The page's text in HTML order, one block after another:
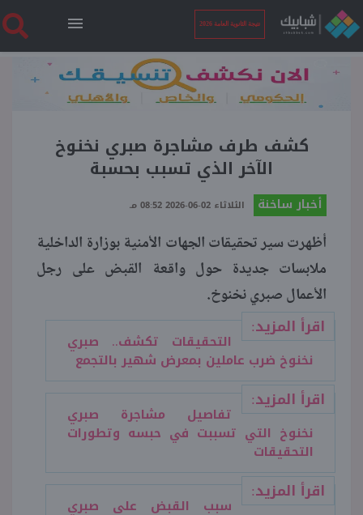
نتيجة الثانوية العامة 2026
الرئيسية
نتيجة الثانوية العامة 2026
فنجان قهوة
بوابة الطلبة
ملفات
منوعات
كشف طرف مشاجرة صبري نخنوخ
الآخر الذي تسبب بحسبة
أخبار ساخنة الثلاثاء 02-06-2026 08:52 مـ
أظهرت سير تحقيقات الجهات الأمنية بوزارة الداخلية
ملابسات جديدة حول واقعة القبض على رجل
الأعمال صبري نخنوخ.
اقرأ المزيد:
التحقيقات تكشف.. صبري
نخنوخ ضرب عاملين بمعرض شهير بالتجمع
اقرأ المزيد:
تفاصيل مشاجرة صبري
نخنوخ التي تسببت في حبسه وتطورات
التحقيقات
اقرأ المزيد:
سبب القبض على صبري